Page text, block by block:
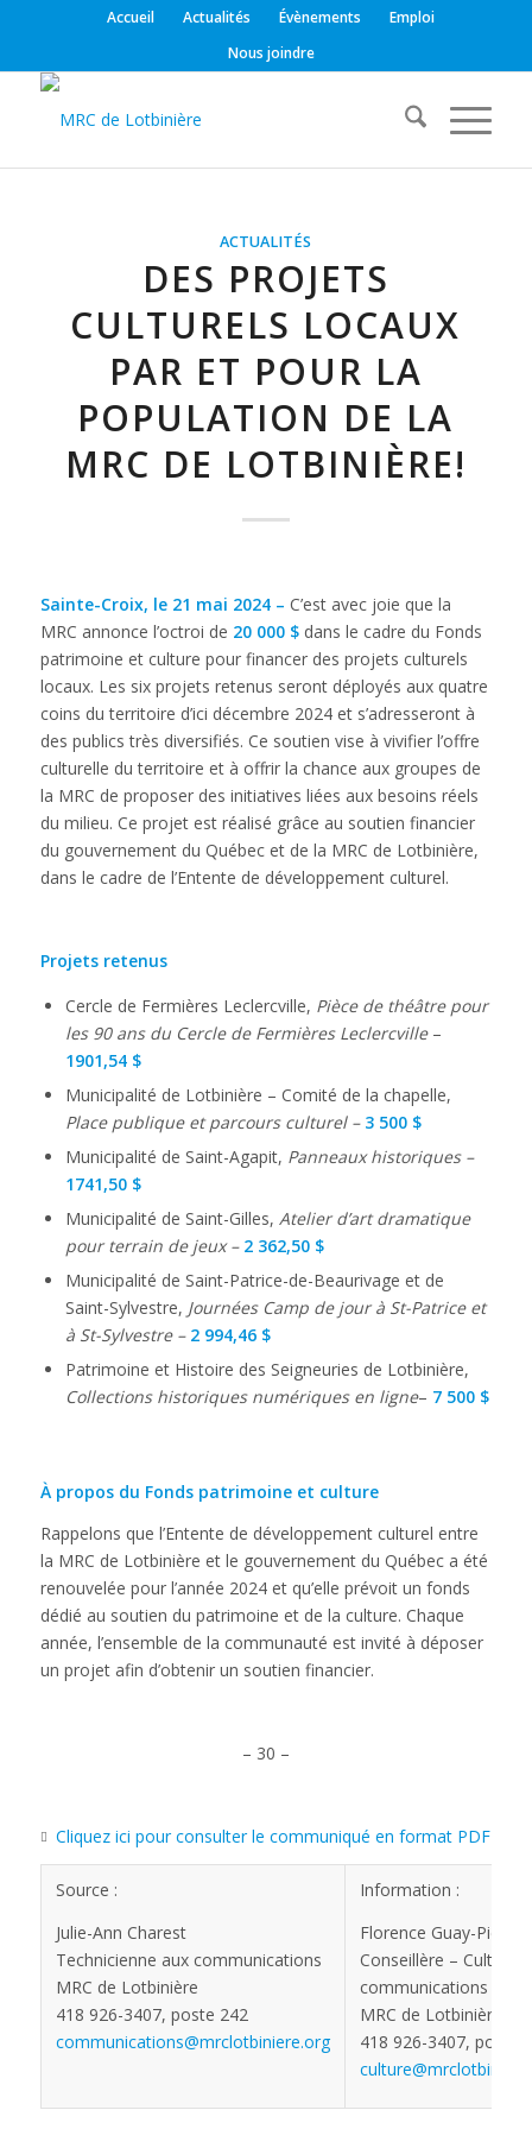
Accueil Actualités Évènements
Emploi
Nous joindre
ACTUALITÉS
DES PROJETS
CULTURELS LOCAUX
PAR ET POUR LA
POPULATION DE LA
MRC DE LOTBINIÈRE!
Sainte-Croix, le 21 mai 2024 – C’est avec joie que la
MRC annonce l’octroi de 20 000 $dans le cadre du Fonds
patrimoine et culture pour financer des projets culturels
locaux. Les six projets retenus seront déployés aux quatre
coins du territoire d’ici décembre 2024 et s’adresseront à
des publics très diversifiés. Ce soutien vise à vivifier l’offre
culturelle du territoire et à offrir la chance aux groupes de
la MRC de proposer des initiatives liées aux besoins réels
du milieu. Ce projet est réalisé grâce au soutien financier
du gouvernement du Québec et de la MRC de Lotbinière,
dans le cadre de l’Entente de développement culturel.
Projets retenus
Cercle de Fermières Leclercville, Pièce de théâtre pour
les 90 ans du Cercle de Fermières Leclercville –
1901,54 $
Municipalité de Lotbinière – Comité de la chapelle,
Place publique et parcours culturel – 3 500 $
Municipalité de Saint-Agapit, Panneaux historiques –
1741,50 $
Municipalité de Saint-Gilles, Atelier d’art dramatique
pour terrain de jeux – 2 362,50 $
Municipalité de Saint-Patrice-de-Beaurivage et de
Saint-Sylvestre, Journées Camp de jour à St-Patrice et
à St-Sylvestre – 2 994,46 $
Patrimoine et Histoire des Seigneuries de Lotbinière,
Collections historiques numériques en ligne– 7 500 $
À propos du Fonds patrimoine et culture
Rappelons que l’Entente de développement culturel entre
la MRC de Lotbinière et le gouvernement du Québec a été
renouvelée pour l’année 2024 et qu’elle prévoit un fonds
dédié au soutien du patrimoine et de la culture. Chaque
année, l’ensemble de la communauté est invité à déposer
un projet afin d’obtenir un soutien financier.
– 30 –
Cliquez ici pour consulter le communiqué en format PDF
Source :
Julie-Ann Charest
Technicienne aux communications
MRC de Lotbinière
418 926-3407, poste 242
communications@mrclotbiniere.org
Information :
Florence Guay-Picard
Conseillère – Culture
communications
MRC de Lotbinière
418 926-3407, poste